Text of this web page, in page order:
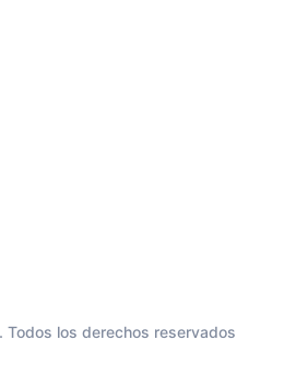
los derechos reservados